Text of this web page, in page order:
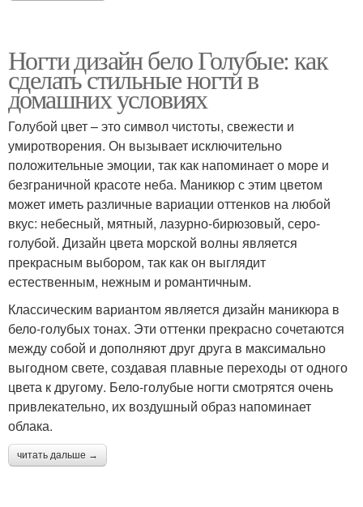
Ногти дизайн бело Голубые: как
сделать стильные ногти в
домашних условиях
Голубой цвет – это символ чистоты, свежести и
умиротворения. Он вызывает исключительно
положительные эмоции, так как напоминает о море и
безграничной красоте неба. Маникюр с этим цветом
может иметь различные вариации оттенков на любой
вкус: небесный, мятный, лазурно-бирюзовый, серо-
голубой. Дизайн цвета морской волны является
прекрасным выбором, так как он выглядит
естественным, нежным и романтичным.
Классическим вариантом является дизайн маникюра в
бело-голубых тонах. Эти оттенки прекрасно сочетаются
между собой и дополняют друг друга в максимально
выгодном свете, создавая плавные переходы от одного
цвета к другому. Бело-голубые ногти смотрятся очень
привлекательно, их воздушный образ напоминает
облака.
читать дальше →